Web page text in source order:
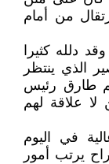
من أمام
دلله كثيرا
الذي ينتظر
طارق رئيس
علاقة لهم
في اليوم
يرتب أمور